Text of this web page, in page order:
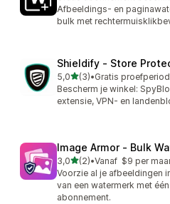
Afbeeldings- en
bulk met
Shieldify ‑ Store
5,0van 5 sterren
(3)
3 recensies in totaal
•
Bescherm je winkel:
extensie, VPN- en
Image Armor ‑ Bulk
3,0van 5 sterren
(2)
2 recensies in totaal
•Vanaf $9 per
Voorzie al je afbeeldingen
van een watermerk met
abonnement.